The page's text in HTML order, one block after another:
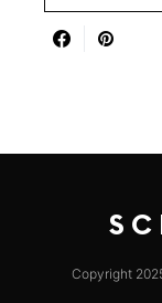
Copyright